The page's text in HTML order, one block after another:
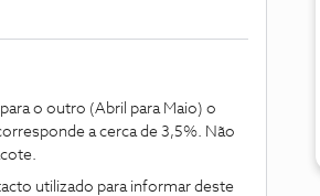
o outro (Abril para Maio) o
a cerca de 3,5%. Não
utilizado para informar deste